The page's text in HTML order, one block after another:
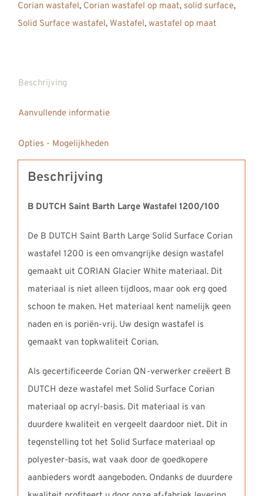
Surface
Corian
aantal
Corian wastafel, Corian wastafel op maat, solid surface,
Solid Surface wastafel, Wastafel, wastafel op maat
Beschrijving
Aanvullende informatie
Opties - Mogelijkheden
Beschrijving
B DUTCH Saint Barth Large Wastafel 1200/100
De B DUTCH Saint Barth Large Solid Surface Corian
wastafel 1200 is een omvangrijke design wastafel
gemaakt uit CORIAN Glacier White materiaal. Dit
materiaal is niet alleen tijdloos, maar ook erg goed
schoon te maken. Het materiaal kent namelijk geen
naden en is poriën-vrij. Uw design wastafel is
gemaakt van topkwaliteit Corian.
Als gecertificeerde Corian QN-verwerker creëert B
DUTCH deze wastafel met Solid Surface Corian
materiaal op acryl-basis. Dit materiaal is van
duurdere kwaliteit en vergeelt daardoor niet. Dit in
tegenstelling tot het Solid Surface materiaal op
polyester-basis, wat vaak door de goedkopere
aanbieders wordt aangeboden. Ondanks de duurdere